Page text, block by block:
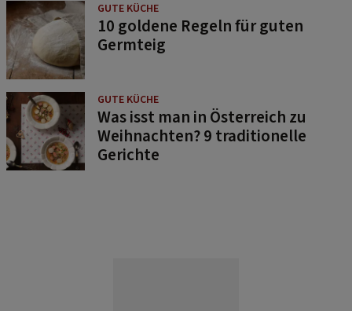
GUTE KÜCHE
10 goldene Regeln für guten
Germteig
GUTE KÜCHE
Was isst man in Österreich zu
Weihnachten? 9 traditionelle
Gerichte